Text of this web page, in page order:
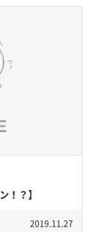
！？】
2019.11.27